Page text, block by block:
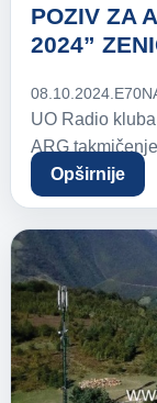
POZIV ZA
2024”
08.10.2024.
UO Radio
ARG
Opširnije